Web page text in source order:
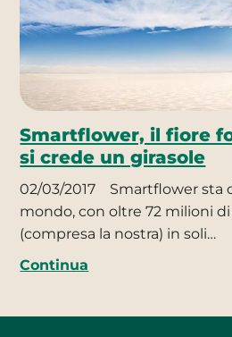
Smartflower, il fiore
si crede un girasole
02/03/2017
Smartflower sta
mondo, con oltre 72 milioni
(compresa la nostra) in soli…
Continua